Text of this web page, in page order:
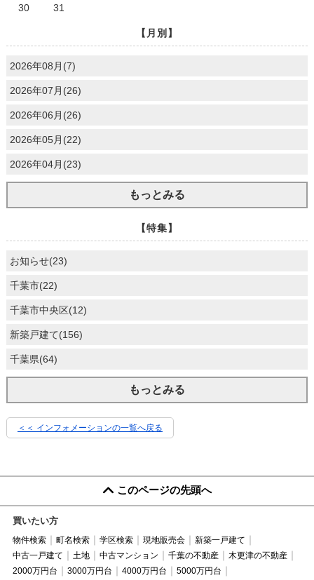
30
31
【月別】
2026年08月(7)
2026年07月(26)
2026年06月(26)
2026年05月(22)
2026年04月(23)
もっとみる
【特集】
お知らせ(23)
千葉市(22)
千葉市中央区(12)
新築戸建て(156)
千葉県(64)
もっとみる
＜＜ インフォメーションの一覧へ戻る
このページの先頭へ
買いたい方
物件検索 町名検索 学区検索 現地販売会
新築一戸建て
中古一戸建て
土地 中古マンション 千葉の不動産
木更津の不動産
2000万円台
3000万円台 4000万円台
5000万円台